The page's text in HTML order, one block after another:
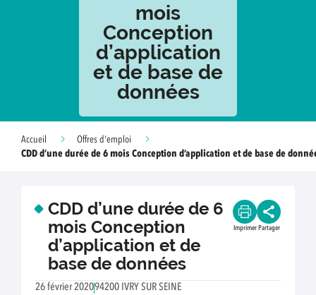
mois
Conception
d’application
et de base de
données
Accueil
Offres d'emploi
CDD d’une durée de 6 mois Conception d’application et de base de
CDD d’une durée de 6
mois Conception
d’application et de
base de données
Imprimer Partager
26 février 202094200 IVRY SUR SEINE